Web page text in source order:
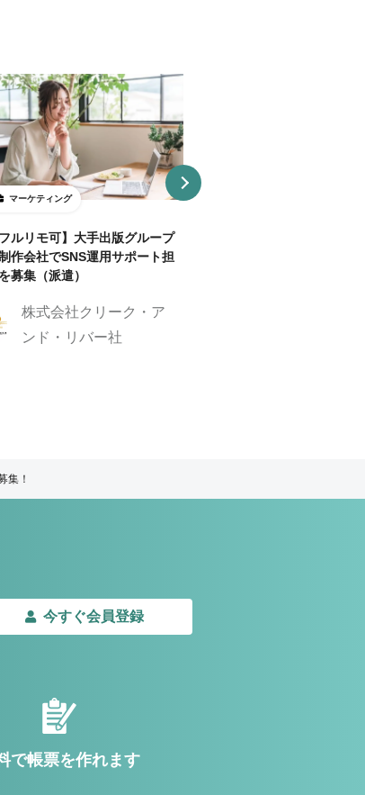
マーケティング
フルリモ可】大手出版グループ
作会社でSNS運用サポート担
募集（派遣）
株式会社クリーク・ア
ンド・リバー社
集！
今すぐ会員登録
で帳票を作れます